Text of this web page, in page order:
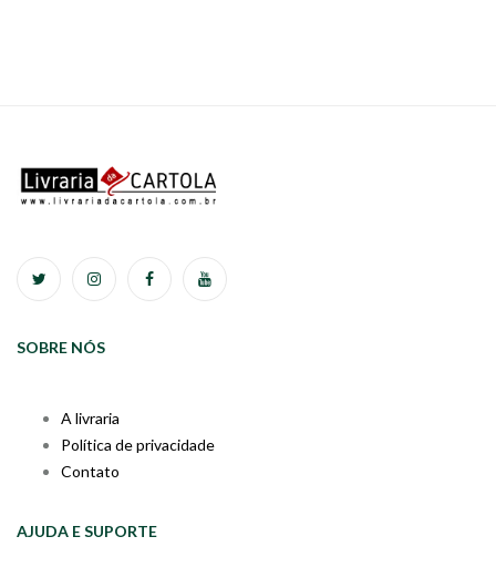
SOBRE NÓS
A livraria
Política de privacidade
Contato
AJUDA E SUPORTE